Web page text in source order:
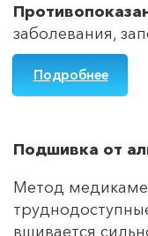
заболевания,
Подробнее
Подшивка от
Метод
вшивается